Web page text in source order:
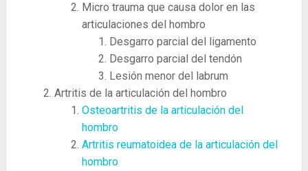
Micro trauma que causa dolor en las
articulaciones del hombro
Desgarro parcial del ligamento
Desgarro parcial del tendón
Lesión menor del labrum
Artritis de la articulación del hombro
Osteoartritis de la articulación del
hombro
Artritis reumatoidea de la articulación del
hombro